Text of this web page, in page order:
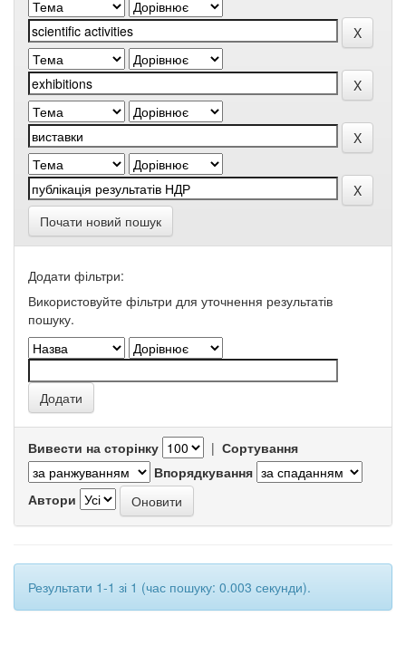
Почати новий пошук
Додати фільтри:
Використовуйте фільтри для уточнення результатів
пошуку.
Вивести на сторінку | Сортування
Впорядкування
Автори
Результати 1-1 зі 1 (час пошуку: 0.003 секунди).